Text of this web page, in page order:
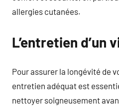
allergies cutanées.
L’entretien d’un
Pour assurer la longévité de
entretien adéquat est
nettoyer soigneusement